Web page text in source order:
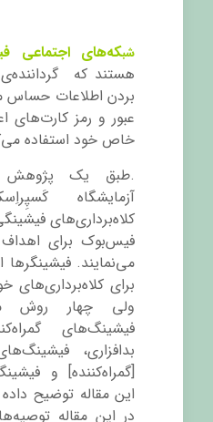
شبکه‌های اجتماعی
هستند که
بردن اطلاعات حساس
عبور و رمز کارت‌های
خاص خود استفاده
.طبق یک پژوهش
کلاه‌برداری‌های
فیس‌بوک برای
می‌نمایند.
برای کلاه‌برداری‌های
ولی چهار روش
فیشینگ‌های
بدافزاری،
[گمراه‌کننده] و
این مقاله توضیح
در این مقاله